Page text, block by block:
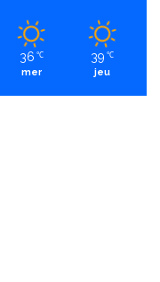
36 ℃
mer
39 ℃
jeu